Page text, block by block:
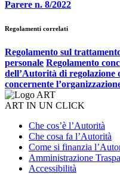
Parere n. 8/2022
Regolamenti correlati
Regolamento sul
personale Regolamento
dell’Autorità di regolazione
concernente
ART IN UN CLICK
Che cos’è l’Autorità
Che cosa fa l’Autorità
Come si finanzia
Amministrazione
Accessibilità